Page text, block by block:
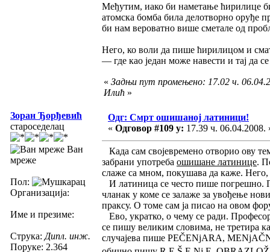
Међутим, иако би наметање ћирилице
атомска бомба била делотворно оруђе
би нам вероватно више сметале од
Него, ко воли да пише ћирилицом и
— где као један може навести и тај
« Задњи пут промењено: 17.02 ч.
Илић »
Зоран Ђорђевић
староседелац
Ван
мреже
Пол:
Организација:
Име и презиме:
Струка: Дипл. инж.
Поруке: 2.364
Одг: Смрт ошишаној латиници!
« Одговор #109 у: 17.39 ч. 06.04.2008.
Када сам својевремено отворио ову
забрани употреба ошишане латинице.
слаже са мном, покушава да каже. Него,
И латиница се често пише погрешно.
чланак у коме се залаже за увођење
праксу. О томе сам ја писао на овом
Ево, укратко, о чему се ради.
се пишу великим словима, не третира
случајева пише PEČENjARA,